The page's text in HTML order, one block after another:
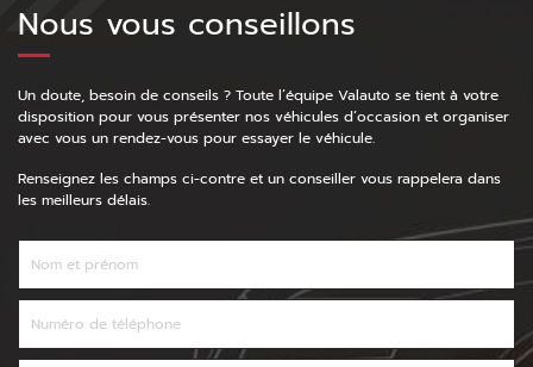
Nous vous conseillons
Un doute, besoin de conseils ? Toute l’équipe Valauto se tient à votre
disposition pour vous présenter nos véhicules d’occasion et organiser
avec vous un rendez-vous pour essayer le véhicule.
Renseignez les champs ci-contre et un conseiller vous rappelera dans
les meilleurs délais.